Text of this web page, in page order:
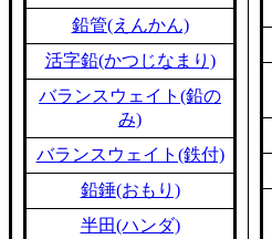
鉛管(えんかん)
活字鉛(かつじなまり)
バランスウェイト(鉛の
み)
バランスウェイト(鉄付)
鉛錘(おもり)
半田(ハンダ)